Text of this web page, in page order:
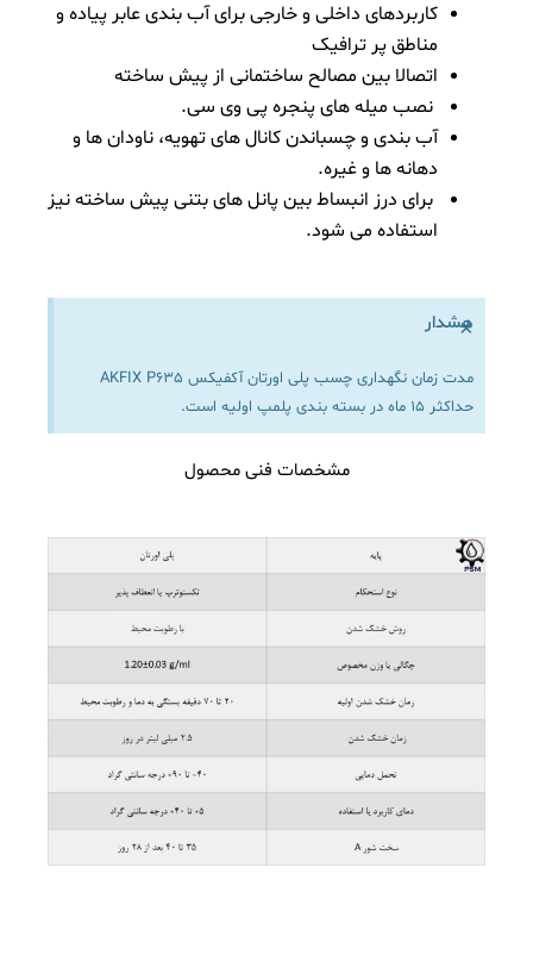
کاربردهای داخلی و خارجی برای آب بندی عابر پیاده و
مناطق پر ترافیک
اتصالا بین مصالح ساختمانی از پیش ساخته
نصب میله های پنجره پی وی سی.
آب بندی و چسباندن کانال های تهویه، ناودان ها و
دهانه ها و غیره.
برای درز انبساط بین پانل های بتنی پیش ساخته نیز
استفاده می شود.
هشدار
مدت زمان نگهداری چسب پلی اورتان آکفیکس AKFIX P635
حداکثر 15 ماه در بسته بندی پلمپ اولیه است.
×
مشخصات فنی محصول